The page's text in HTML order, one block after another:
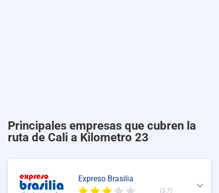
Principales empresas que cubren la
ruta de Cali a Kilometro 23
Expreso Brasilia
(3.7)